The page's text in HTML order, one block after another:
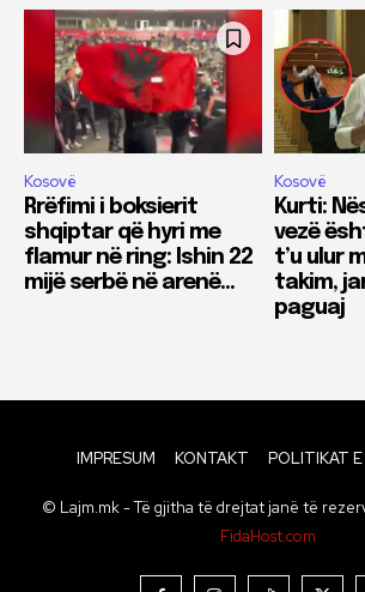
Kosovë
Rrëfimi i boksierit
shqiptar që hyri me
flamur në ring: Ishin 22
mijë serbë në arenë…
Kosovë
Kurti:
vezë
t’u ulur
takim,
paguaj
IMPRESUM KONTAKT POLITIKAT E
© Lajm.mk - Të gjitha të drejtat janë të
FidaHost.com